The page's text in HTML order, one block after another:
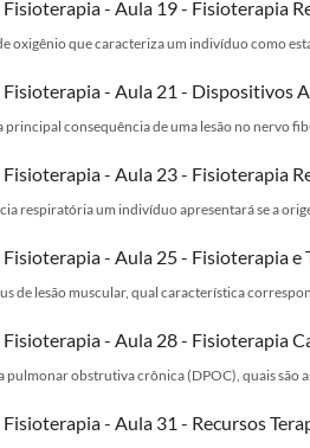
- Aula 19 - Fisioterapia
oxigênio que caracteriza um indivíduo como
- Aula 21 - Dispositivos
principal consequência de uma lesão no nervo
- Aula 23 - Fisioterapia
respiratória um indivíduo apresentará se a
- Aula 25 - Fisioterapia e
de lesão muscular, qual característica
- Aula 28 - Fisioterapia
obstrutiva crônica (DPOC), quais são
- Aula 31 - Recursos